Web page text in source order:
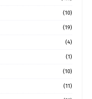
(10)
(19)
(4)
(1)
(10)
(11)